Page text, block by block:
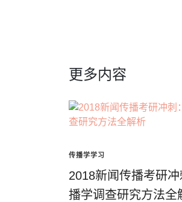
更多内容
传播学学习
2018新闻传播考研
播学调查研究方法全